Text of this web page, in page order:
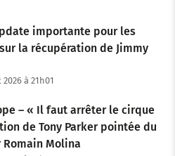
importante pour les
la récupération de Jimmy
à 21h01
– « Il faut arrêter le cirque
de Tony Parker pointée du
Molina